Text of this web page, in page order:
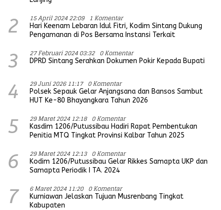
2 15 April 2024 22:09 1 Komentar
Hari Keenam Lebaran Idul Fitri, Kodim Sintang Dukung
Pengamanan di Pos Bersama Instansi Terkait
3 27 Februari 2024 03:32 0 Komentar
DPRD Sintang Serahkan Dokumen Pokir Kepada Bupati
4 29 Juni 2026 11:17 0 Komentar
Polsek Sepauk Gelar Anjangsana dan Bansos Sambut
HUT Ke-80 Bhayangkara Tahun 2026
5 29 Maret 2024 12:18 0 Komentar
Kasdim 1206/Putussibau Hadiri Rapat Pembentukan
Penitia MTQ Tingkat Provinsi Kalbar Tahun 2025
6 29 Maret 2024 12:13 0 Komentar
Kodim 1206/Putussibau Gelar Rikkes Samapta UKP dan
Samapta Periodik I TA. 2024
7 6 Maret 2024 11:20 0 Komentar
Kurniawan Jelaskan Tujuan Musrenbang Tingkat
Kabupaten